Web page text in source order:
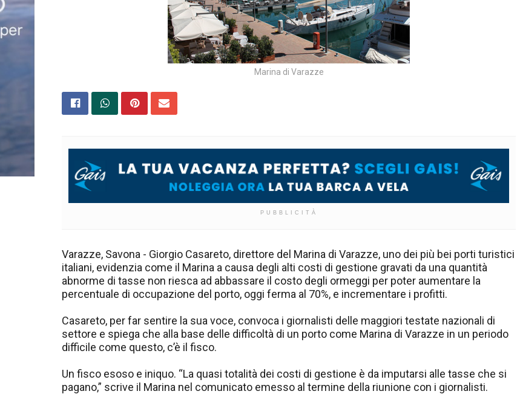
Marina di Varazze
PUBBLICITÀ
Varazze, Savona - Giorgio Casareto, direttore del Marina di Varazze, uno dei più bei porti turistici
italiani, evidenzia come il Marina a causa degli alti costi di gestione gravati da una quantità
abnorme di tasse non riesca ad abbassare il costo degli ormeggi per poter aumentare la
percentuale di occupazione del porto, oggi ferma al 70%, e incrementare i profitti.
Casareto, per far sentire la sua voce, convoca i giornalisti delle maggiori testate nazionali di
settore e spiega che alla base delle difficoltà di un porto come Marina di Varazze in un periodo
difficile come questo, c’è il fisco.
Un fisco esoso e iniquo. “La quasi totalità dei costi di gestione è da imputarsi alle tasse che si
pagano,” scrive il Marina nel comunicato emesso al termine della riunione con i giornalisti.